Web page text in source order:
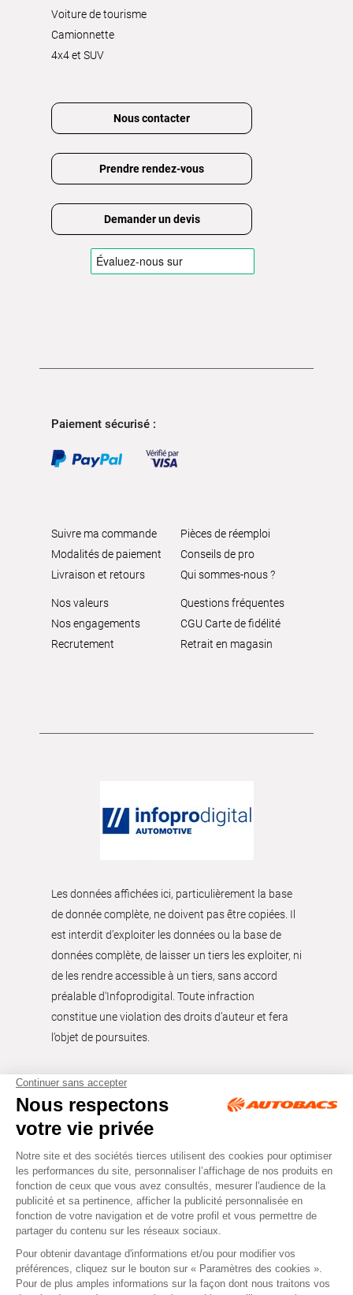
Voiture de tourisme
Camionnette
4x4 et SUV
Nous contacter
Prendre rendez-vous
Demander un devis
Paiement sécurisé :
Suivre ma commande
Modalités de paiement
Livraison et retours
Pièces de réemploi
Conseils de pro
Qui sommes-nous ?
Nos valeurs
Nos engagements
Recrutement
Questions fréquentes
CGU Carte de fidélité
Retrait en magasin
Les données affichées ici, particulièrement la base
de donnée complète, ne doivent pas être copiées. Il
est interdit d’exploiter les données ou la base de
données complète, de laisser un tiers les exploiter, ni
de les rendre accessible à un tiers, sans accord
préalable d'Infoprodigital. Toute infraction
constitue une violation des droits d’auteur et fera
l’objet de poursuites.
Tous droits réservés © Autobacs
Mentions légales RGPD
Cookies CGV